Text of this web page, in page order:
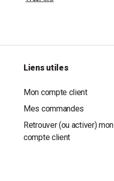
Liens utiles
Mon compte client
Mes commandes
Retrouver (ou activer) mon
compte client